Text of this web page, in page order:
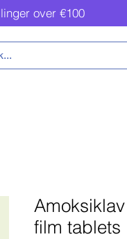
over €100
film tablets